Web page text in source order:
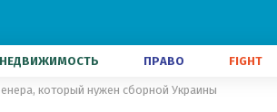
НЕДВИЖИМОСТЬ ПРАВО FIGHT
который нужен сборной Украины